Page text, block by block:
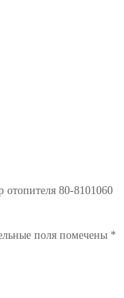
отопителя 80-8101060
поля помечены *